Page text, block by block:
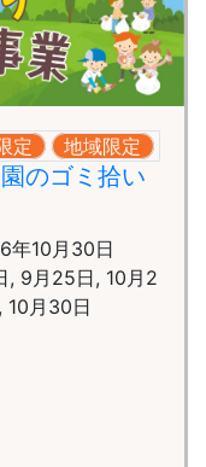
定 地域限定
のゴミ拾い
年10月30日
, 9月25日, 10月2
10月30日